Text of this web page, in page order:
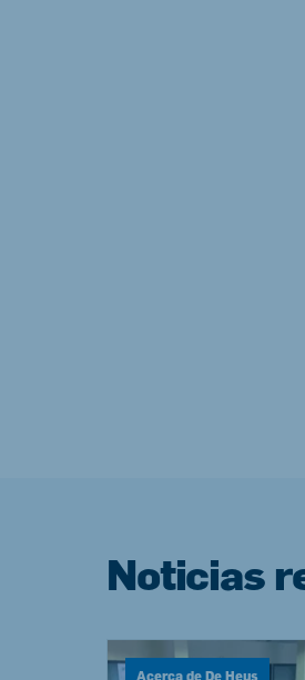
Noticias
Acerca de De Heus